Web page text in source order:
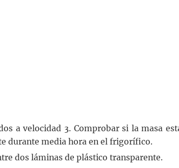
a velocidad 3. Comprobar si la masa
durante media hora en el frigorífico.
dos láminas de plástico transparente.